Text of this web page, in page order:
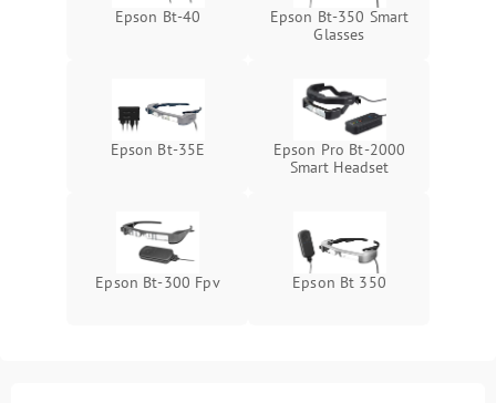
Epson Bt-40
Epson Bt-350 Smart
Glasses
Epson Bt-35E
Epson Pro Bt-2000
Smart Headset
Epson Bt-300 Fpv Epson Bt 350